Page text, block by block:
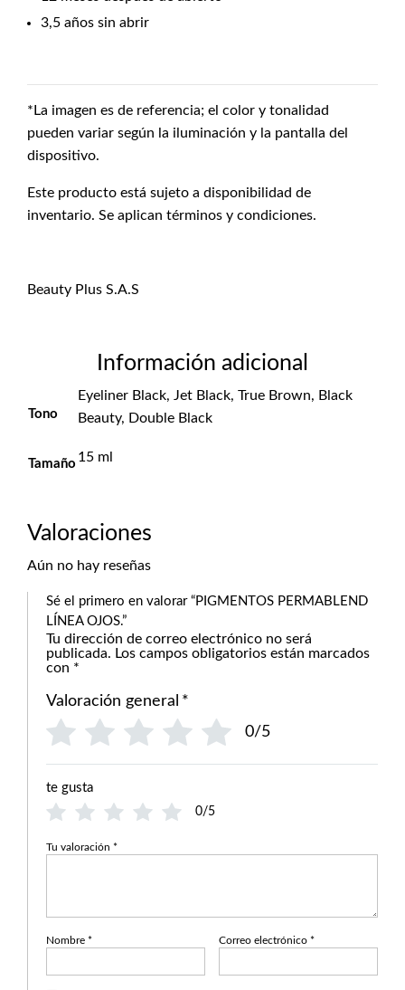
3,5 años sin abrir
*La imagen es de referencia; el color y tonalidad
pueden variar según la iluminación y la pantalla del
dispositivo.
Este producto está sujeto a disponibilidad de
inventario. Se aplican términos y condiciones.
Beauty Plus S.A.S
Información adicional
Tono
Eyeliner Black, Jet Black, True Brown, Black
Beauty, Double Black
Tamaño 15 ml
Valoraciones
Aún no hay reseñas
Sé el primero en valorar “PIGMENTOS PERMABLEND
LÍNEA OJOS.”
Tu dirección de correo electrónico no será
publicada. Los campos obligatorios están marcados
con *
Valoración general *
0/5
te gusta
0/5
Tu valoración *
Nombre * Correo electrónico *